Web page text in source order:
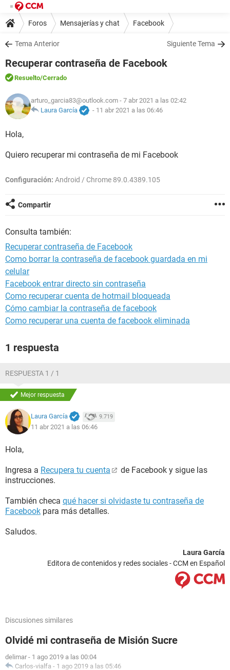
Foros Mensajerías y chat Facebook
Tema Anterior Siguiente Tema
Recuperar contraseña de Facebook
Resuelto/Cerrado
arturo_garcia83@outlook.com - 7 abr 2021 a las 02:42
Laura García
- 11 abr 2021 a las 06:46
Hola,
Quiero recuperar mi contraseña de mi Facebook
Configuración: Android / Chrome 89.0.4389.105
Compartir
Consulta también:
Recuperar contraseña de Facebook
Como borrar la contraseña de facebook guardada en mi
celular
Facebook entrar directo sin contraseña
Como recuperar cuenta de hotmail bloqueada
Cómo cambiar la contraseña de facebook
Como recuperar una cuenta de facebook eliminada
1 respuesta
RESPUESTA 1 / 1
Mejor respuesta
Laura García 9.719
11 abr 2021 a las 06:46
Hola,
Ingresa a Recupera tu cuenta
de Facebook y sigue las
instrucciones.
También checa qué hacer si olvidaste tu contraseña de
Facebook para más detalles.
Saludos.
Laura García
Editora de contenidos y redes sociales - CCM en Español
Discusiones similares
Olvidé mi contraseña de Misión Sucre
delimar - 1 ago 2019 a las 00:04
Carlos-vialfa - 1 ago 2019 a las 05:46